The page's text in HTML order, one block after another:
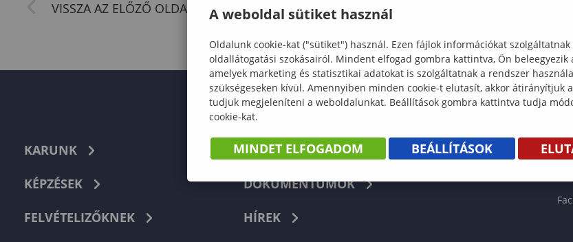
KARUNK
KÉPZÉSEK
FELVÉTELIZŐKNEK
TELEFONKÖNYV
DOKUMENTUMOK
HÍREK
A weboldal sütiket használ
Oldalunk cookie-kat ("sütiket") használ. Ezen fájlok információkat
oldallátogatási szokásairól. Mindent elfogad gombra kattintva, Ön beleegyezik
amelyek marketing és statisztikai adatokat is szolgáltatnak a rendszer
szükségeseken kívül. Amennyiben minden cookie-t elutasít, akkor átirányítjuk
tudjuk megjeleníteni a weboldalunkat. Beállítások gombra kattintva tudja
cookie-kat.
MINDET ELFOGADOM BEÁLLÍTÁSOK